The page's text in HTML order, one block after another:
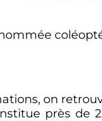
on
près de